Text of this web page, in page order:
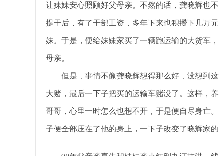
让妹妹安心照顾好父母亲。不然的话，龚晓辉也
提干后，有了干部工资，多年下来也积攒下几万
妹。于是，便给妹妹家买了一辆跑运输的大货车
母亲。
但是，事情不像龚晓辉想得那么好，没想到
大赌，最后一下子把买的运输车赌没了。这样，
哥哥，心里一时怎么也想不开，于是便自尽身亡
子便全部压在了他的身上，一下子改变了晓辉家的